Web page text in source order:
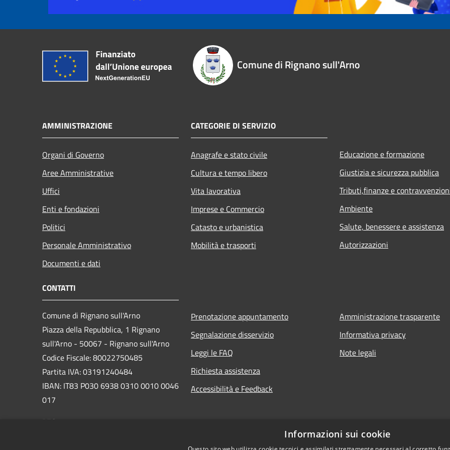
Comune di Rignano sull'Arno
AMMINISTRAZIONE
Organi di Governo
Aree Amministrative
Uffici
Enti e fondazioni
Politici
Personale Amministrativo
Documenti e dati
CATEGORIE DI SERVIZIO
Anagrafe e stato civile
Cultura e tempo libero
Vita lavorativa
Imprese e Commercio
Catasto e urbanistica
Mobilità e trasporti
Educazione e formazione
Giustizia e sicurezza pubblica
Tributi,finanze e
Ambiente
Salute, benessere e assistenza
Autorizzazioni
CONTATTI
Comune di Rignano sull'Arno
Piazza della Repubblica, 1 Rignano
sull'Arno - 50067 - Rignano sull'Arno
Codice Fiscale: 80022750485
Partita IVA: 03191240484
IBAN: IT83 P030 6938 0310 0010 0046
017
PEC:
Prenotazione appuntamento
Segnalazione disservizio
Leggi le FAQ
Richiesta assistenza
Accessibilità e Feedback
Amministrazione trasparente
Informativa privacy
Note legali
Informazioni sui cookie